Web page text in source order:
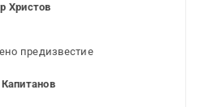
Христов
предизвестие